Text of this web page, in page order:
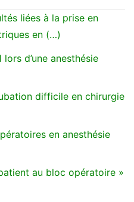
liées à la prise en
pédiatriques en (…)
d’une anesthésie
difficile en chirurgie
en anesthésie
au bloc opératoire »